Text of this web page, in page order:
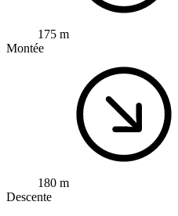
175 m
Montée
180 m
Descente